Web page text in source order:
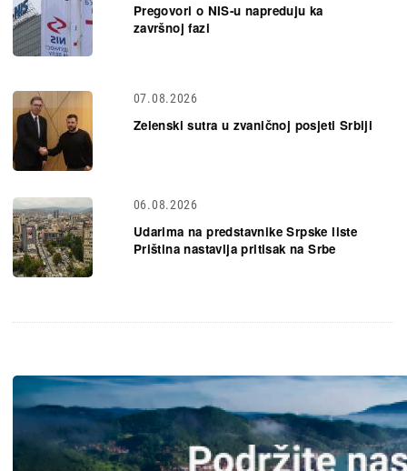
Pregovori o NIS-u napreduju ka
završnoj fazi
07.08.2026
Zelenski sutra u zvaničnoj posjeti Srbiji
06.08.2026
Udarima na predstavnike Srpske liste
Priština nastavlja pritisak na Srbe
Slika